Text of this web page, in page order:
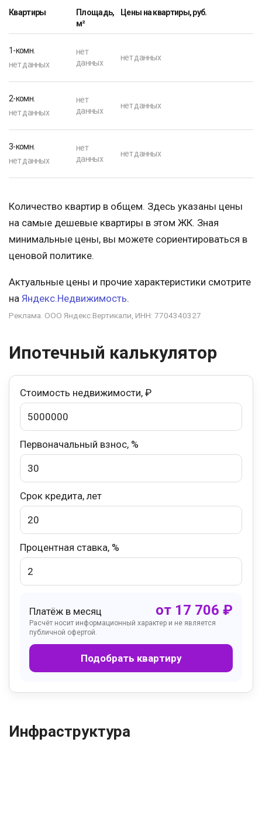
Квартиры
Площадь,
м²
Цены на квартиры, руб.
1-комн.
нет данных
нет
данных
нет данных
2-комн.
нет данных
нет
данных
нет данных
3-комн.
нет данных
нет
данных
нет данных
Количество квартир в общем. Здесь указаны цены
на самые дешевые квартиры в этом ЖК. Зная
минимальные цены, вы можете сориентироваться в
ценовой политике.
Актуальные цены и прочие характеристики смотрите
на Яндекс.Недвижимость.
Реклама. ООО Яндекс.Вертикали, ИНН: 7704340327
Ипотечный калькулятор
Стоимость недвижимости, ₽
Первоначальный взнос, %
Срок кредита, лет
Процентная ставка, %
Платёж в месяц от 17 706 ₽
Расчёт носит информационный характер и не является
публичной офертой.
Подобрать квартиру
Инфраструктура